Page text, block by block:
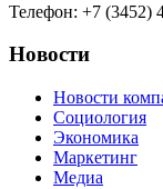
Телефон: +7 (3452)
Новости
Новости
Социология
Экономика
Маркетинг
Медиа